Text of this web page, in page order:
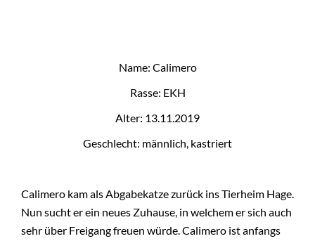
Name: Calimero
Rasse: EKH
Alter: 13.11.2019
Geschlecht: männlich, kastriert
Calimero kam als Abgabekatze zurück ins Tierheim Hage.
Nun sucht er ein neues Zuhause, in welchem er sich auch
sehr über Freigang freuen würde. Calimero ist anfangs